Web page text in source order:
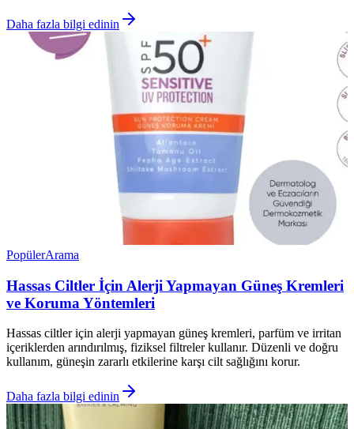
Daha fazla bilgi edinin
PopülerArama
Hassas Ciltler İçin Alerji Yapmayan Güneş Kremleri
ve Koruma Yöntemleri
Hassas ciltler için alerji yapmayan güneş kremleri, parfüm ve irritan
içeriklerden arındırılmış, fiziksel filtreler kullanır. Düzenli ve doğru
kullanım, güneşin zararlı etkilerine karşı cilt sağlığını korur.
Daha fazla bilgi edinin